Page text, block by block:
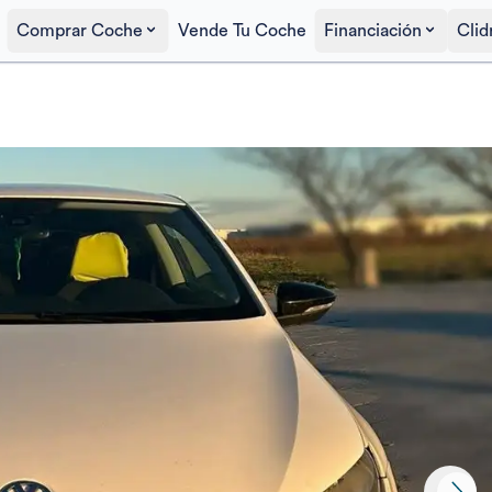
Comprar Coche Vende Tu Coche Financiación